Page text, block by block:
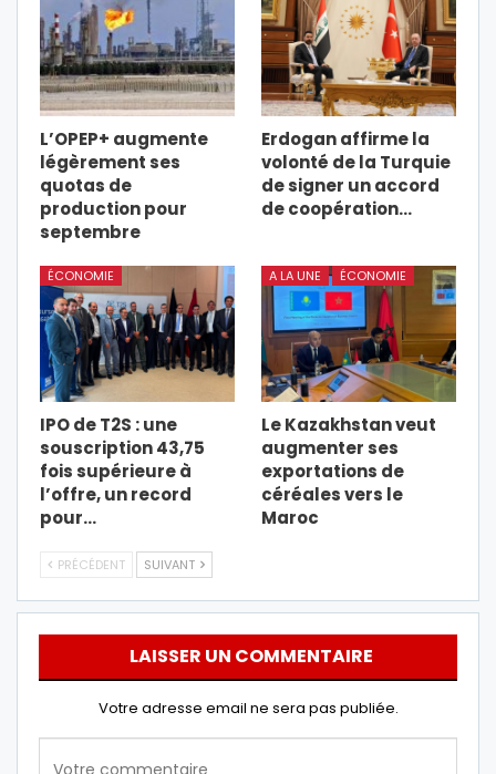
L’OPEP+ augmente
légèrement ses
quotas de
production pour
septembre
Erdogan affirme la
volonté de la Turquie
de signer un accord
de coopération…
ÉCONOMIE
IPO de T2S : une
souscription 43,75
fois supérieure à
l’offre, un record
pour…
A LA UNE ÉCONOMIE
Le Kazakhstan veut
augmenter ses
exportations de
céréales vers le
Maroc
PRÉCÉDENT SUIVANT
LAISSER UN COMMENTAIRE
Votre adresse email ne sera pas publiée.